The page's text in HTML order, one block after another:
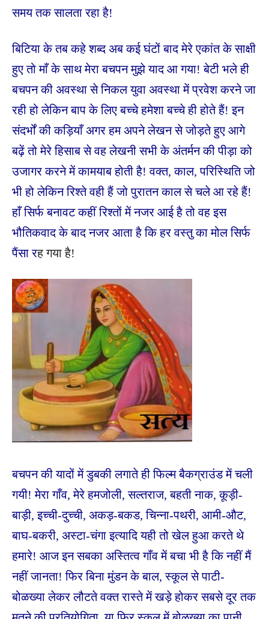
समय तक सालता रहा है!
बिटिया के तब कहे शब्द अब कई घंटों बाद मेरे एकांत के साक्षी
हुए तो माँ के साथ मेरा बचपन मुझे याद आ गया! बेटी भले ही
बचपन की अवस्था से निकल युवा अवस्था में प्रवेश करने जा
रही हो लेकिन बाप के लिए बच्चे हमेशा बच्चे ही होते हैं! इन
संदर्भों की कड़ियाँ अगर हम अपने लेखन से जोड़ते हुए आगे
बढ़ें तो मेरे हिसाब से वह लेखनी सभी के अंतर्मन की पीड़ा को
उजागर करने में कामयाब होती है! वक्त, काल, परिस्थिति जो
भी हो लेकिन रिश्ते वही हैं जो पुरातन काल से चले आ रहे हैं!
हाँ सिर्फ बनावट कहीं रिश्तों में नजर आई है तो वह इस
भौतिकवाद के बाद नजर आता है कि हर वस्तु का मोल सिर्फ
पैंसा रह गया है!
बचपन की यादों में डुबकी लगाते ही फिल्म बैकग्राउंड में चली
गयी! मेरा गाँव, मेरे हमजोली, सल्तराज, बहती नाक, कूड़ी-
बाड़ी, इच्ची-दुच्ची, अकड़-बकड, चिन्ना-पथरी, आमी-औट,
बाघ-बकरी, अस्टा-चंगा इत्यादि यही तो खेल हुआ करते थे
हमारे! आज इन सबका अस्तित्व गाँव में बचा भी है कि नहीं मैं
नहीं जानता! फिर बिना मुंडन के बाल, स्कूल से पाटी-
बोळख्या लेकर लौटते वक्त रास्ते में खड़े होकर सबसे दूर तक